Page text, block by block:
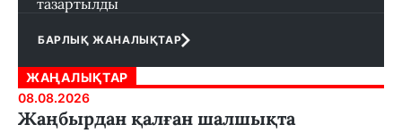
тазартылды
БАРЛЫҚ ЖАНАЛЫҚТАР
ЖАҢАЛЫҚТАР
08.08.2026
Жаңбырдан қалған шалшықта